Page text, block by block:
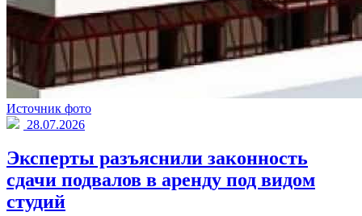
Источник фото
28.07.2026
Эксперты разъяснили законность
сдачи подвалов в аренду под видом
студий